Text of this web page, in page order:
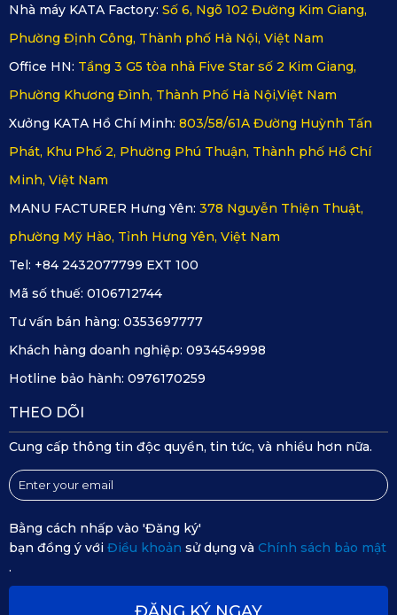
Dễ dàng vệ sinh, bảo dưỡng:Bề mặt tấm ốp được xử
lý trơn nhẵn, ít bám bẩn. Người dùng có thể dễ dàng vệ
sinh bằng cách xịt rửa gầm xe mà không tốn nhiều thời
gian hay công sức.
Thoát nước nhanh, hạn chế ứ đọng:Hệ thống lỗ thoát
bùn đất không bị tích tụ dưới gầm. Điều này góp phần
giữ cho khu vực pin luôn khô ráo, giảm nguy cơ ăn mòn
và chập điện.
Nhà máy KATA Factory: Số 6, Ngõ 102 Đường Kim Giang,
Phường Định Công, Thành phố Hà Nội, Việt Nam
Office HN: Tầng 3 G5 tòa nhà Five Star số 2 Kim Giang,
Phường Khương Đình, Thành Phố Hà Nội,Việt Nam
Xưởng KATA Hồ Chí Minh: 803/58/61A Đường Huỳnh Tấn
Phát, Khu Phố 2, Phường Phú Thuận, Thành phố Hồ Chí
Minh, Việt Nam
MANU FACTURER Hưng Yên: 378 Nguyễn Thiện Thuật,
phường Mỹ Hào, Tỉnh Hưng Yên, Việt Nam
Tel: +84 2432077799 EXT 100
Mã số thuế: 0106712744
Tư vấn bán hàng: 0353697777
Khách hàng doanh nghiệp: 0934549998
Hotline bảo hành: 0976170259
THEO DÕI
Cung cấp thông tin độc quyền, tin tức, và nhiều hơn nữa.
Bằng cách nhấp vào 'Đăng ký'
bạn đồng ý với Điều khoản sử dụng và Chính sách bảo mật
.
ĐĂNG KÝ NGAY